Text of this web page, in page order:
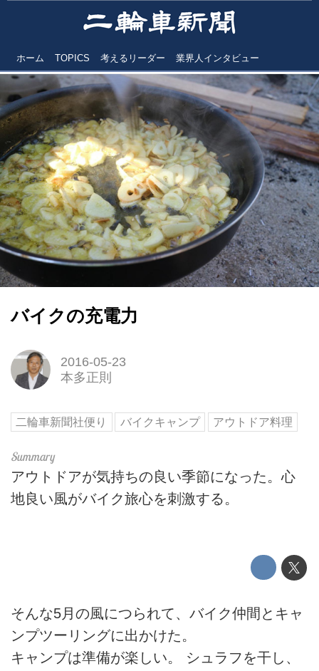
ホーム TOPICS 考えるリーダー 業界人インタビュー
バイクの充電力
2016-05-23
本多正則
二輪車新聞社便り バイクキャンプ アウトドア料理
アウトドアが気持ちの良い季節になった。心
地良い風がバイク旅心を刺激する。
そんな5月の風につられて、バイク仲間とキャ
ンプツーリングに出かけた。
キャンプは準備が楽しい。 シュラフを干し、